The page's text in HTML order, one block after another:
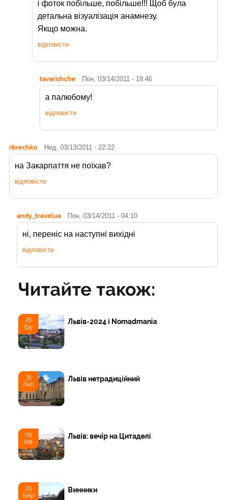
і фоток побільше, побільше!!! Щоб була
детальна візуалізація анамнезу.
Якщо можна.
відповісти
tavarishche Пон, 03/14/2011 - 19:46
а палюбому!
відповісти
rbrechko Нед, 03/13/2011 - 22:22
на Закарпаття не поїхав?
відповісти
andy_travelua Пон, 03/14/2011 - 04:10
ні, переніс на наступні вихідні
відповісти
Читайте також:
26
Гру
Львів-2024 і Nomadmania
31
Лип
Львів нетрадиційний
09
Кві
Львів: вечір на Цитаделі
29
Бер
Винники